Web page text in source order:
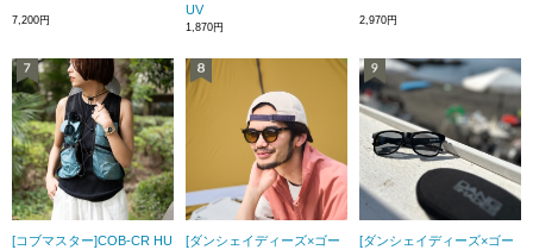
7,200円
UV
1,870円
2,970円
[コブマスター]COB-CR HU
[ダンシェイディーズ×ゴー
[ダンシェイディーズ×ゴー